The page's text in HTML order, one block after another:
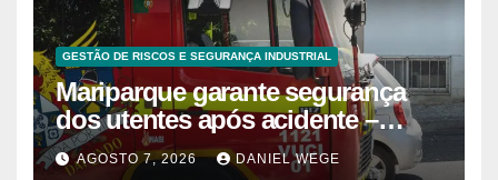
GESTÃO DE RISCOS E SEGURANÇA INDUSTRIAL
Mariparque garante segurança
dos utentes após acidente –
Observador
AGOSTO 7, 2026 DANIEL WEGE